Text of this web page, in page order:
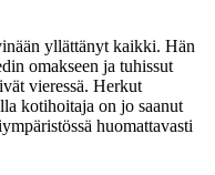
yllättänyt kaikki. Hän
omakseen ja tuhissut
vieressä. Herkut
kotihoitaja on jo saanut
huomattavasti